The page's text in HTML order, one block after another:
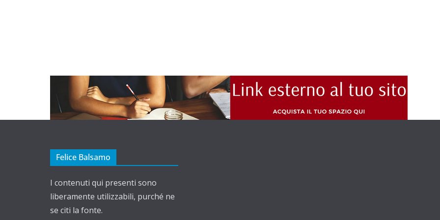
Felice Balsamo
I contenuti qui presenti sono
liberamente utilizzabili, purché ne
se citi la fonte.